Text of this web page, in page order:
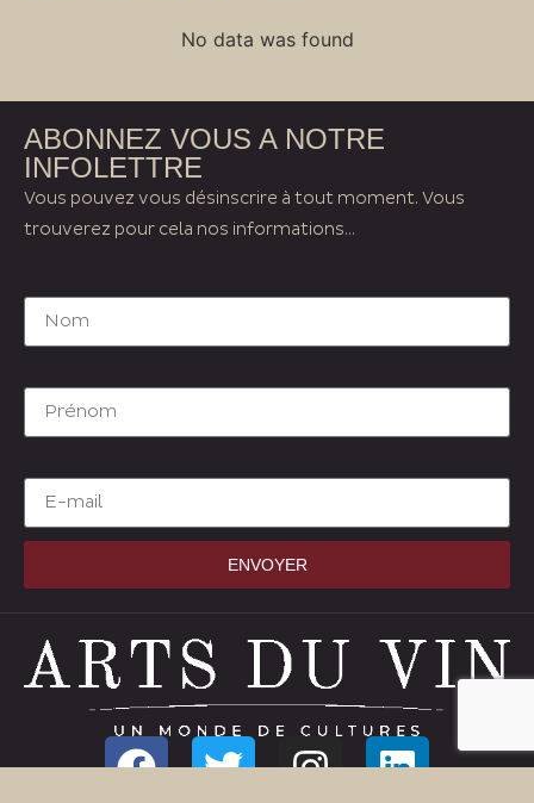
No data was found
ABONNEZ VOUS A NOTRE
INFOLETTRE
Vous pouvez vous désinscrire à tout moment. Vous
trouverez pour cela nos informations...
ENVOYER